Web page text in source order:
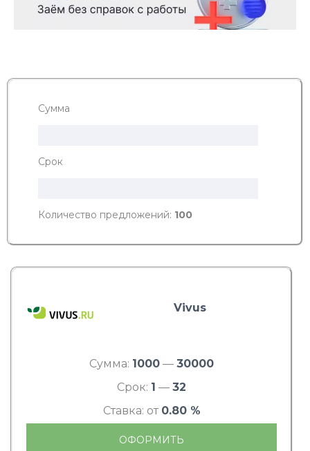
Сумма
Срок
Количество предложений: 100
Vivus
Сумма: 1000 — 30000
Срок: 1 — 32
Ставка: от 0.80 %
ОФОРМИТЬ